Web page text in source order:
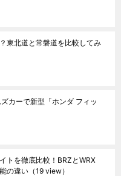
東北道と常磐道を比較してみ
カーで新型「ホンダ フィッ
トを徹底比較！BRZとWRX
の違い （19 view）